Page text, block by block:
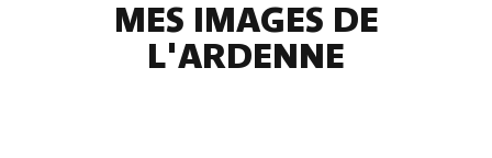
MES IMAGES DE
L'ARDENNE